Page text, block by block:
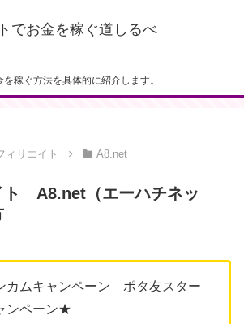
でお金を稼ぐ道しるべ
を稼ぐ方法を具体的に紹介します。
ィリエイト A8.net
ト A8.net（エーハチネッ
カムキャンペーン ポタ友スター
ンペーン★